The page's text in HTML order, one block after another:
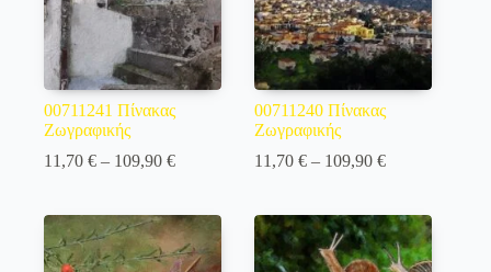
00711241 Πίνακας
Ζωγραφικής
11,70 € – 109,90 €Price
through
109,90 €
00711240 Πίνακας
Ζωγραφικής
11,70€ – 109,90€Price
through
109,90 €